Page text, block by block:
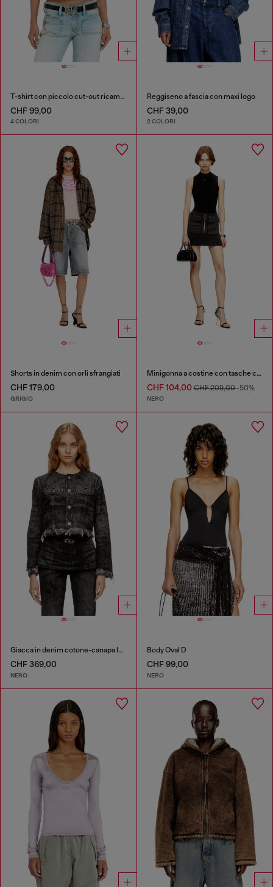
T-shirt con piccolo cut-out ricamato
CHF 99,00
4 COLORI
Reggiseno a fascia con maxi logo
CHF 39,00
2 COLORI
Shorts in denim con orli sfrangiati
CHF 179,00
GRIGIO
Minigonna a costine con tasche cargo
CHF 104,00CHF 209,00-50%
NERO
Giacca in denim cotone-canapa laserato
CHF 369,00
NERO
Body Oval D
CHF 99,00
NERO